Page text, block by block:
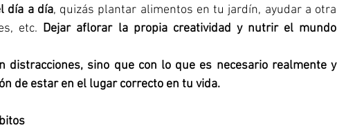
día a día, quizás plantar alimentos en tu jardín, ayudar a otra
etc. Dejar aflorar la propia creatividad y nutrir el mundo
distracciones, sino que con lo que es necesario realmente y
de estar en el lugar correcto en tu vida.